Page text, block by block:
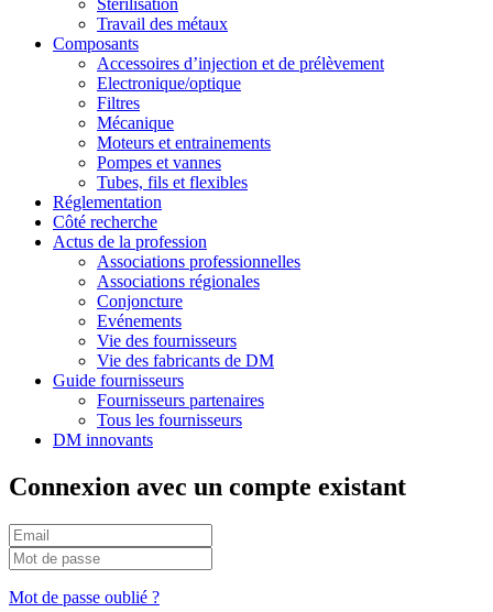
Travail des métaux
Composants
Accessoires d’injection et de prélèvement
Electronique/optique
Filtres
Mécanique
Moteurs et entrainements
Pompes et vannes
Tubes, fils et flexibles
Réglementation
Côté recherche
Actus de la profession
Associations professionnelles
Associations régionales
Conjoncture
Evénements
Vie des fournisseurs
Vie des fabricants de DM
Guide fournisseurs
Fournisseurs partenaires
Tous les fournisseurs
DM innovants
Connexion avec un compte existant
Mot de passe oublié ?